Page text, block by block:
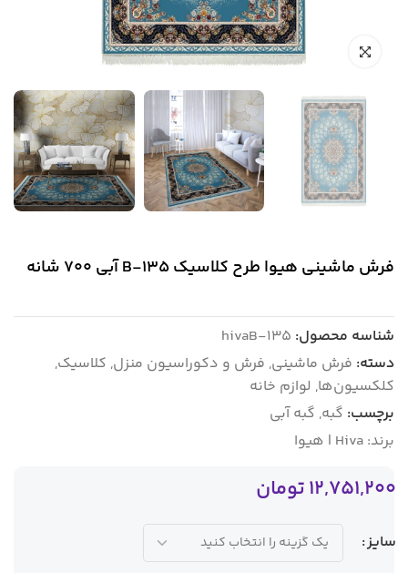
فرش ماشینی هیوا طرح کلاسیک B-135 آبی ۷۰۰ شانه
شناسه محصول: hivaB-135
دسته: فرش ماشینی, فرش و دکوراسیون منزل, کلاسیک,
کلکسیون‌ها, لوازم خانه
برچسب: گبه, گبه آبی
برند: Hiva | هیوا
12,751,200تومان
سایز